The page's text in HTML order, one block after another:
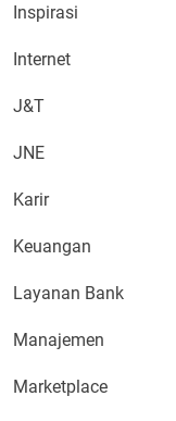
Inspirasi
Internet
J&T
JNE
Karir
Keuangan
Layanan Bank
Manajemen
Marketplace